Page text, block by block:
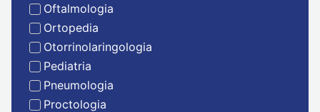
Oftalmologia
Ortopedia
Otorrinolaringologia
Pediatria
Pneumologia
Proctologia